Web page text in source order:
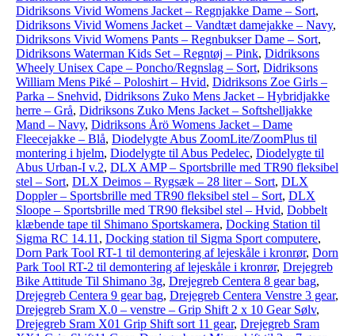
Didriksons Vivid Womens Jacket – Regnjakke Dame – Sort,
Didriksons Vivid Womens Jacket – Vandtæt damejakke – Navy,
Didriksons Vivid Womens Pants – Regnbukser Dame – Sort,
Didriksons Waterman Kids Set – Regntøj – Pink, Didriksons
Wheely Unisex Cape – Poncho/Regnslag – Sort, Didriksons
William Mens Piké – Poloshirt – Hvid, Didriksons Zoe Girls –
Parka – Snehvid, Didriksons Zuko Mens Jacket – Hybridjakke
herre – Grå, Didriksons Zuko Mens Jacket – Softshelljakke
Mand – Navy, Didriksons Årö Womens Jacket – Dame
Fleecejakke – Blå, Diodelygte Abus ZoomLite/ZoomPlus til
montering i hjelm, Diodelygte til Abus Pedelec, Diodelygte til
Abus Urban-I v.2, DLX AMP – Sportsbrille med TR90 fleksibel
stel – Sort, DLX Deimos – Rygsæk – 28 liter – Sort, DLX
Doppler – Sportsbrille med TR90 fleksibel stel – Sort, DLX
Sloope – Sportsbrille med TR90 fleksibel stel – Hvid, Dobbelt
klæbende tape til Shimano Sportskamera, Docking Station til
Sigma RC 14.11 , Docking station til Sigma Sport computere,
Dorn Park Tool RT-1 til demontering af lejeskåle i kronrør, Dorn
Park Tool RT-2 til demontering af lejeskåle i kronrør, Drejegreb
Bike Attitude Til Shimano 3g, Drejegreb Centera 8 gear bag,
Drejegreb Centera 9 gear bag, Drejegreb Centera Venstre 3 gear,
Drejegreb Sram X.0 – venstre – Grip Shift 2 x 10 Gear Sølv,
Drejegreb Sram X01 Grip Shift sort 11 gear, Drejegreb Sram